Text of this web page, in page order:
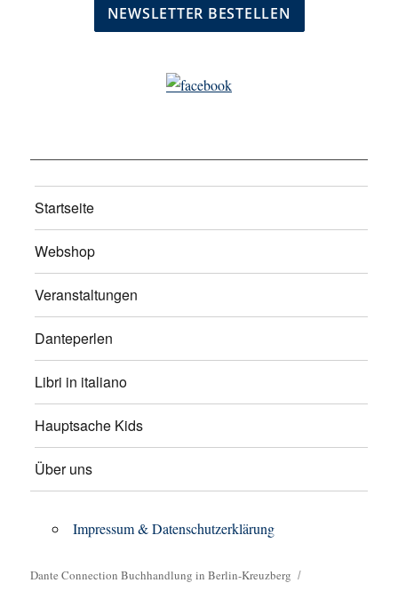
Startseite
Webshop
Veranstaltungen
Danteperlen
Libri in italiano
Hauptsache Kids
Über uns
Impressum & Datenschutzerklärung
Dante Connection Buchhandlung in Berlin-Kreuzberg